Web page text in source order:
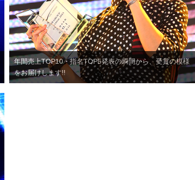
年間売上TOP10・指名TOP5発表の瞬間から、受賞の模様
をお届けします!!